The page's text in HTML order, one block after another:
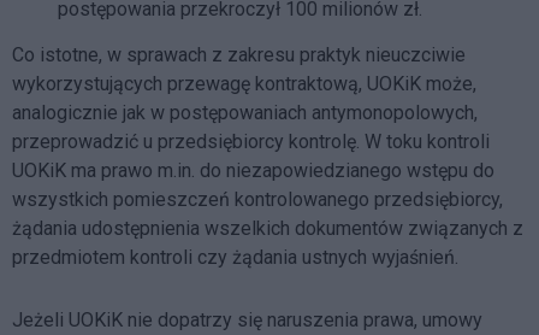
postępowania przekroczył 100 milionów zł.
Co istotne, w sprawach z zakresu praktyk nieuczciwie
wykorzystujących przewagę kontraktową, UOKiK może,
analogicznie jak w postępowaniach antymonopolowych,
przeprowadzić u przedsiębiorcy kontrolę. W toku kontroli
UOKiK ma prawo m.in. do niezapowiedzianego wstępu do
wszystkich pomieszczeń kontrolowanego przedsiębiorcy,
żądania udostępnienia wszelkich dokumentów związanych z
przedmiotem kontroli czy żądania ustnych wyjaśnień.
Jeżeli UOKiK nie dopatrzy się naruszenia prawa, umowy